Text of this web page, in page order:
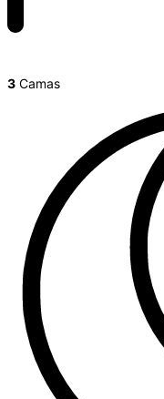
3 Camas